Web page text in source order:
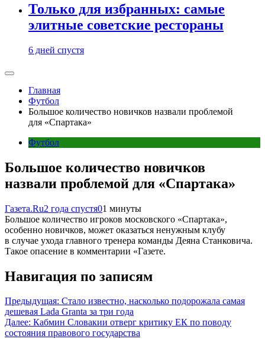
Только для избранных: самые
элитные советские рестораны
6 дней спустя
Главная
Футбол
Большое количество новичков назвали проблемой
для «Спартака»
Футбол
Большое количество новичков
назвали проблемой для «Спартака»
Газета.Ru2 года спустя01 минуты
Большое количество игроков московского «Спартака»,
особенно новичков, может оказаться ненужным клубу
в случае ухода главного тренера команды Деяна Станковича.
Такое опасение в комментарии «Газете.
Навигация по записям
Предыдущая: Стало известно, насколько подорожала самая
дешевая Lada Granta за три года
Далее: Кабмин Словакии отверг критику ЕК по поводу
состояния правового государства